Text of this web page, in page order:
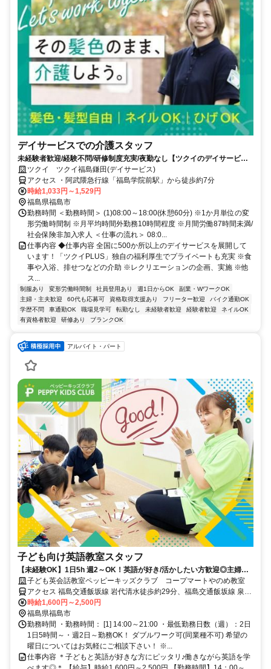
デイサービスでの介護スタッフ
未経験者歓迎/経験不問/研修制度充実/夜勤なし【ツクイのデイサービス/
介護スタッフ求人】
ツクイ ツクイ福島鎌田(デイサービス)
アクセス ・阿武隈急行線「福島学院前駅」から徒歩約7分
時給1,033円～1,529円
福島県福島市
勤務時間 ＜勤務時間＞ (1)08:00～18:00(休憩60分) ※1か月単位の変
形労働時間制 ※月平均時間外勤務10時間程度 ※月間労働87時間未満/
社会保険非加入求人 ＜仕事の流れ＞ 08:0...
仕事内容 ◆仕事内容 全国に500か所以上のデイサービスを展開して
います！「ツクイPLUS」独自の福利厚生でプライベートも充実 ※食
事や入浴、排せつなどの介助 ※レクリエーションの企画、実施 ※他
ス...
制服あり 変形労働時間制 社員登用あり 週1日からOK
副業・WワークOK
主婦・主夫歓迎
60代も応募可 資格取得支援あり フリーター歓迎
バイク通勤OK
学歴不問
車通勤OK 職場見学可 転勤なし 未経験者歓迎 経験者歓迎
ネイルOK
有資格者歓迎
研修あり ブランクOK
アルバイト・パート
子ども向け英語教室スタッフ
【未経験OK】1日5h 週2～OK！英語が好き/活かしたい方歓迎◎主婦
(夫)/学生も活躍中！
子ども英会話教室ペッピーキッズクラブ コープマートやのめ教室
アクセス 福島交通飯坂線 岩代清水徒歩約29分、福島交通飯坂線 泉
（福島交通）徒歩約30分、阿武隈急行 卸町（福島県）徒歩約29分 福
島交通飯坂線「岩代清水駅」より車8分 ／近隣教室への勤務も応相談
※屋内禁煙
時給1,600円～2,500円
福島県福島市
勤務時間 ・勤務時間： [1] 14:00～21:00 ・最低勤務日数（週）：2日
1日5時間～・週2日～勤務OK！ ダブルワーク可(同業種不可) 希望の
曜日についてはお気軽にご相談下さい！ ※...
仕事内容 ＊子どもと英語が好きな方にピッタリ♪働きながら英語を学